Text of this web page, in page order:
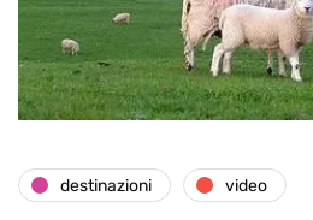
destinazioni video